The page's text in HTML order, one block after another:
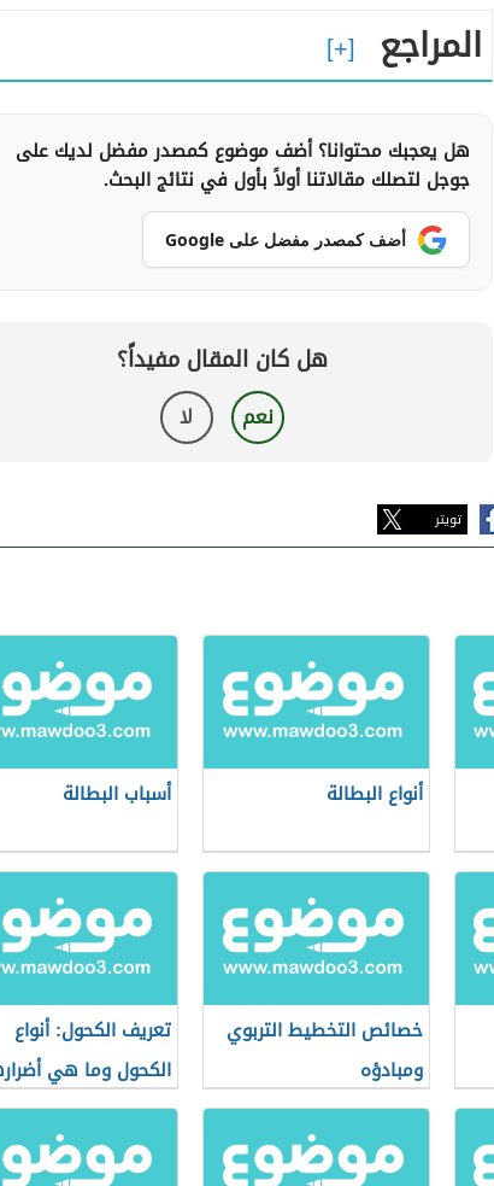
المراجع
هل يعجبك محتوانا؟ أضف موضوع كمصدر مفضل لديك على
جوجل لتصلك مقالاتنا أولاً بأول في نتائج البحث.
أضف كمصدر مفضل على Google
هل كان المقال مفيداً؟
نعم لا
تويتر
أنواع البطالة أسباب البطالة
خصائص التخطيط التربوي
ومبادؤه
تعريف الكحول: أنواع
الكحول وما هي